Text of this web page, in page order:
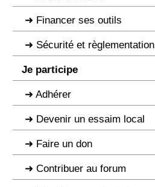
Financer ses outils
Sécurité et règlementation
Je participe
Adhérer
Devenir un essaim local
Faire un don
Contribuer au forum